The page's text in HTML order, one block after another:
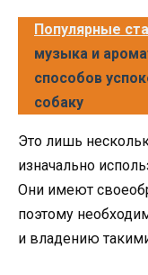
Популярные
музыка и
способов
собаку
Это лишь
изначально
Они имеют
поэтому
и владению